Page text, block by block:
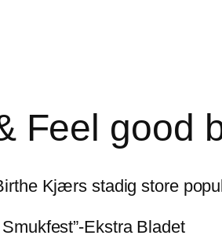
Feel good
Kjærs stadig store
Ekstra Bladet